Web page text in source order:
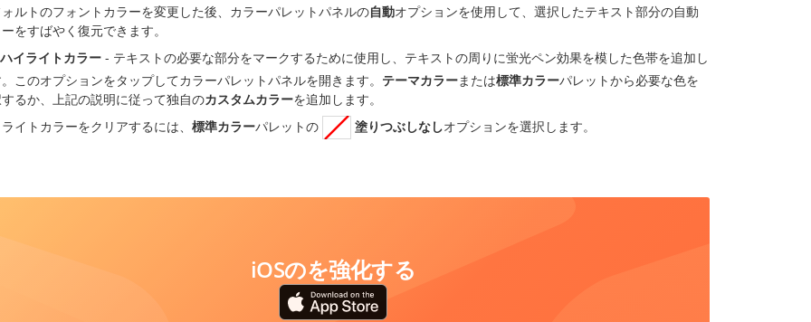
ルトのフォントカラーを変更した後、カラーパレットパネルの自動オプションを使用して、選択したテキスト部分の自動
をすばやく復元できます。
ハイライトカラー - テキストの必要な部分をマークするために使用し、テキストの周りに蛍光ペン効果を模した色帯を追加し
このオプションをタップしてカラーパレットパネルを開きます。 テーマカラーまたは標準カラーパレットから必要な色を
るか、上記の説明に従って独自のカスタムカラーを追加します。
イトカラーをクリアするには、 標準カラーパレットの 塗りつぶしなしオプションを選択します。
iOSのを強化する